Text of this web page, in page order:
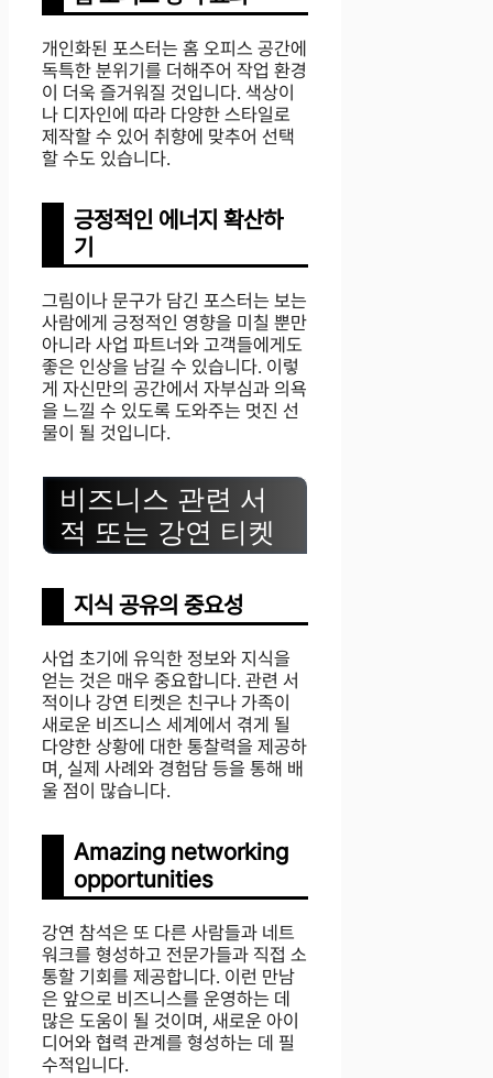
개인화된 포스터는 홈 오피스 공간에
독특한 분위기를 더해주어 작업 환경
이 더욱 즐거워질 것입니다. 색상이
나 디자인에 따라 다양한 스타일로
제작할 수 있어 취향에 맞추어 선택
할 수도 있습니다.
긍정적인 에너지 확산하
기
그림이나 문구가 담긴 포스터는 보는
사람에게 긍정적인 영향을 미칠 뿐만
아니라 사업 파트너와 고객들에게도
좋은 인상을 남길 수 있습니다. 이렇
게 자신만의 공간에서 자부심과 의욕
을 느낄 수 있도록 도와주는 멋진 선
물이 될 것입니다.
비즈니스 관련 서
적 또는 강연 티켓
지식 공유의 중요성
사업 초기에 유익한 정보와 지식을
얻는 것은 매우 중요합니다. 관련 서
적이나 강연 티켓은 친구나 가족이
새로운 비즈니스 세계에서 겪게 될
다양한 상황에 대한 통찰력을 제공하
며, 실제 사례와 경험담 등을 통해 배
울 점이 많습니다.
Amazing networking
opportunities
강연 참석은 또 다른 사람들과 네트
워크를 형성하고 전문가들과 직접 소
통할 기회를 제공합니다. 이런 만남
은 앞으로 비즈니스를 운영하는 데
많은 도움이 될 것이며, 새로운 아이
디어와 협력 관계를 형성하는 데 필
수적입니다.